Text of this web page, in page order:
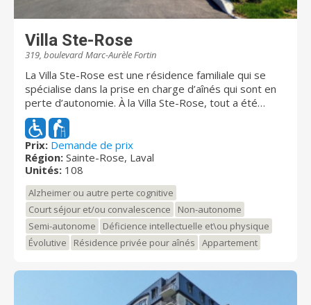
Villa Ste-Rose
319, boulevard Marc-Aurèle Fortin
La Villa Ste-Rose est une résidence familiale qui se
spécialise dans la prise en charge d’aînés qui sont en
perte d’autonomie. À la Villa Ste-Rose, tout a été
pensé pour permettre aux résidents de se sentir
bien, comme à la maison, au sein de la grande famille
de la Villa Ste-Rose. Le décor est chaleureux, familier
et rassurant. L’aménagement des espaces favorise
les occasions d’être actif et contribue
significativement à l’amélioration de la qualité de vie.
La Villa Ste-Rose offre une multitude d’aires de vie
entièrement climatisées et des pièces très
ensoleillées à grandes fenestrations. La Villa Ste-Rose
est une construite selon les plus hautes normes du
satisfaire les besoins des aînés à mobilité réduite. La
Villa Ste-Rose se distingue par son architecture
innovatrice, sa structure en béton armé et
Prix: Demande de prix
Région: Sainte-Rose, Laval
Unités: 108
Alzheimer ou autre perte cognitive
Court séjour et/ou convalescence
Non-autonome
Semi-autonome
Déficience intellectuelle et\ou physique
Évolutive
Résidence privée pour aînés Appartement